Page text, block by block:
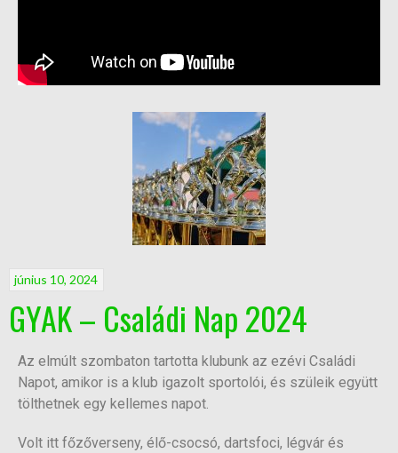
június 10, 2024
GYAK – Családi Nap 2024
Az elmúlt szombaton tartotta klubunk az ezévi Családi
Napot, amikor is a klub igazolt sportolói, és szüleik együtt
tölthetnek egy kellemes napot.
Volt itt főzőverseny, élő-csocsó, dartsfoci, légvár és